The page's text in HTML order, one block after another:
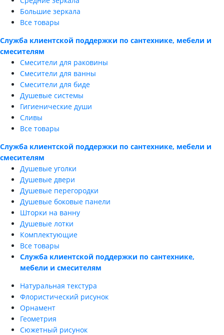
Большие зеркала
Все товары
Служба клиентской поддержки по сантехнике, мебели и
смесителям
Смесители для раковины
Смесители для ванны
Смесители для биде
Душевые системы
Гигиенические души
Сливы
Все товары
Служба клиентской поддержки по сантехнике, мебели и
смесителям
Душевые уголки
Душевые двери
Душевые перегородки
Душевые боковые панели
Шторки на ванну
Душевые лотки
Комплектующие
Все товары
Служба клиентской поддержки по сантехнике,
мебели и смесителям
Натуральная текстура
Флористический рисунок
Орнамент
Геометрия
Сюжетный рисунок